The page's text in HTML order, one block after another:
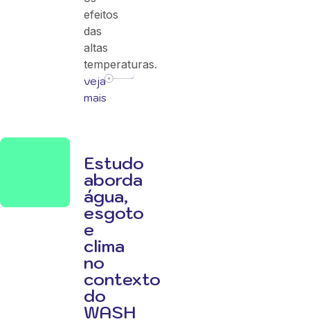
efeitos
das
altas
temperaturas.
veja
mais
Estudo
aborda
água,
esgoto
e
clima
no
contexto
do
WASH